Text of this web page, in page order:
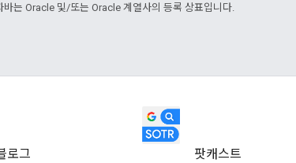
바는 Oracle 및/또는 Oracle 계열사의 등록 상표입니다.
로그 팟캐스트